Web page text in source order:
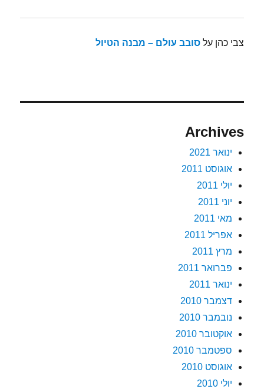
צבי כהן עלסובב עולם – מבנה הטיול
Archives
ינואר 2021
אוגוסט 2011
יולי 2011
יוני 2011
מאי 2011
אפריל 2011
מרץ 2011
פברואר 2011
ינואר 2011
דצמבר 2010
נובמבר 2010
אוקטובר 2010
ספטמבר 2010
אוגוסט 2010
יולי 2010